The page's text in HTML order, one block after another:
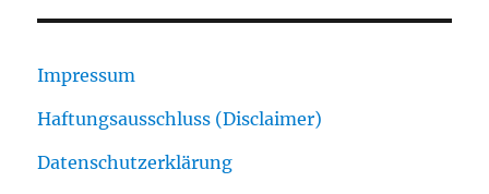
Impressum
Haftungsausschluss (Disclaimer)
Datenschutzerklärung